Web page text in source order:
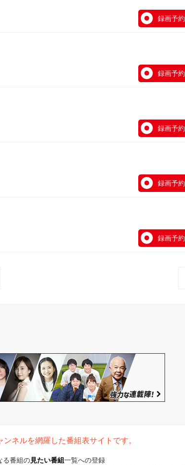
録画予約
録画予約
録画予約
録画予約
録画予約
ネルを網羅した番組表サイトです。
る番組の見たい番組 一覧への登録